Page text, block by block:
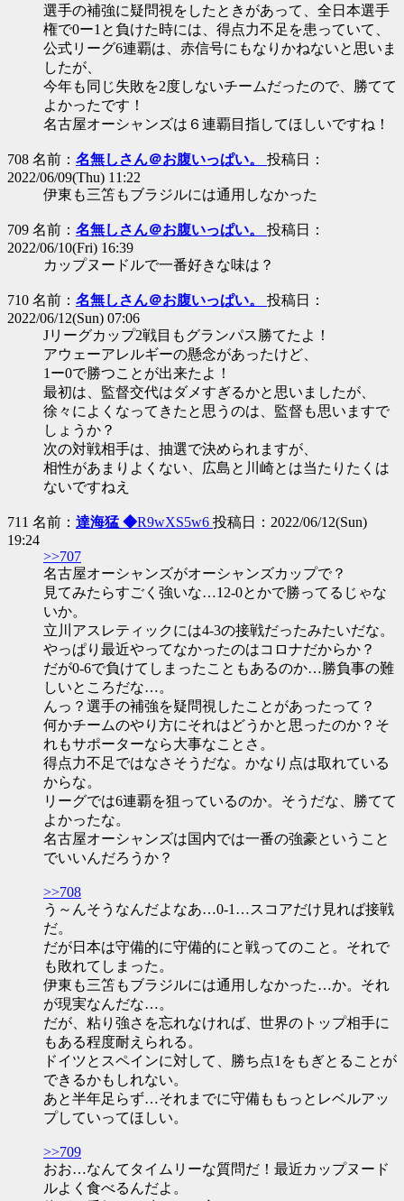
選手の補強に疑問視をしたときがあって、全日本選手
権で0ー1と負けた時には、得点力不足を患っていて、
公式リーグ6連覇は、赤信号にもなりかねないと思いま
したが、
今年も同じ失敗を2度しないチームだったので、勝てて
よかったです！
名古屋オーシャンズは６連覇目指してほしいですね！
708 名前： 名無しさん＠お腹いっぱい。 投稿日：
2022/06/09(Thu) 11:22
伊東も三笘もブラジルには通用しなかった
709 名前： 名無しさん＠お腹いっぱい。 投稿日：
2022/06/10(Fri) 16:39
カップヌードルで一番好きな味は？
710 名前： 名無しさん＠お腹いっぱい。 投稿日：
2022/06/12(Sun) 07:06
Jリーグカップ2戦目もグランパス勝てたよ！
アウェーアレルギーの懸念があったけど、
1ー0で勝つことが出来たよ！
最初は、監督交代はダメすぎるかと思いましたが、
徐々によくなってきたと思うのは、監督も思いますで
しょうか？
次の対戦相手は、抽選で決められますが、
相性があまりよくない、広島と川崎とは当たりたくは
ないですねえ
711 名前： 達海猛 ◆R9wXS5w6 投稿日：2022/06/12(Sun)
19:24
>>707
名古屋オーシャンズがオーシャンズカップで？
見てみたらすごく強いな…12-0とかで勝ってるじゃな
いか。
立川アスレティックには4-3の接戦だったみたいだな。
やっぱり最近やってなかったのはコロナだからか？
だが0-6で負けてしまったこともあるのか…勝負事の難
しいところだな…。
んっ？選手の補強を疑問視したことがあったって？
何かチームのやり方にそれはどうかと思ったのか？そ
れもサポーターなら大事なことさ。
得点力不足ではなさそうだな。かなり点は取れている
からな。
リーグでは6連覇を狙っているのか。そうだな、勝てて
よかったな。
名古屋オーシャンズは国内では一番の強豪ということ
でいいんだろうか？
>>708
う～んそうなんだよなあ…0-1…スコアだけ見れば接戦
だ。
だが日本は守備的に守備的にと戦ってのこと。それで
も敗れてしまった。
伊東も三笘もブラジルには通用しなかった…か。それ
が現実なんだな…。
だが、粘り強さを忘れなければ、世界のトップ相手に
もある程度耐えられる。
ドイツとスペインに対して、勝ち点1をもぎとることが
できるかもしれない。
あと半年足らず…それまでに守備ももっとレベルアッ
プしていってほしい。
>>709
おお…なんてタイムリーな質問だ！最近カップヌード
ルよく食べるんだよ。